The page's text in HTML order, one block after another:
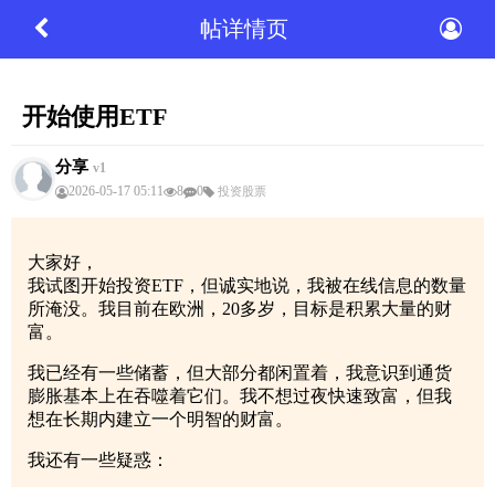
帖详情页
开始使用ETF
分享 v1
2026-05-17 05:11
8 0 投资股票
大家好，
我试图开始投资ETF，但诚实地说，我被在线信息的数量
所淹没。我目前在欧洲，20多岁，目标是积累大量的财
富。
我已经有一些储蓄，但大部分都闲置着，我意识到通货
膨胀基本上在吞噬着它们。我不想过夜快速致富，但我
想在长期内建立一个明智的财富。
我还有一些疑惑：